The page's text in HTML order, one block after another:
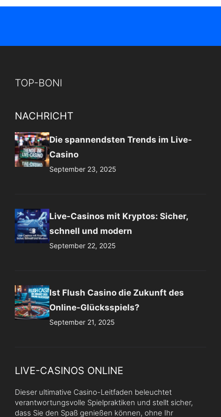
TOP-BONI
NACHRICHT
Die spannendsten Trends im Live-
Casino
September 23, 2025
Live-Casinos mit Kryptos: Sicher,
schnell und modern
September 22, 2025
Ist Flush Casino die Zukunft des
Online-Glücksspiels?
September 21, 2025
LIVE-CASINOS ONLINE
Dieser ultimative Casino-Leitfaden beleuchtet
verantwortungsvolle Spielpraktiken und stellt sicher,
dass Sie den Spaß genießen können, ohne Ihr